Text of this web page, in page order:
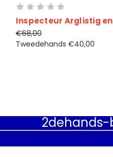
Inspecteur Arglistig
€68,00
Tweedehands €40,00